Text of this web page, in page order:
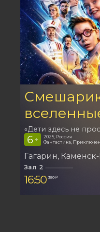
«Дети здесь не
6 +
2025, Россия
Фантастика,
Гагарин
Зал 2
16:50 350 ₽